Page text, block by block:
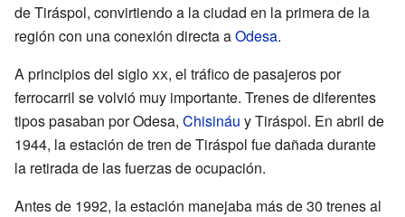
de Tiráspol, convirtiendo a la ciudad en la primera de la
región con una conexión directa aOdesa.
A principios del sigloxx, el tráfico de pasajeros por
ferrocarril se volvió muy importante. Trenes de diferentes
tipos pasaban por Odesa, Chisináu y Tiráspol. En abril de
1944, la estación de tren de Tiráspol fue dañada durante
la retirada de las fuerzas de ocupación.
Antes de 1992, la estación manejaba más de 30 trenes al